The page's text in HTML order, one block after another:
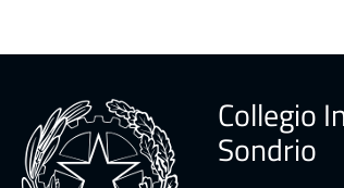
Collegio
Sondrio